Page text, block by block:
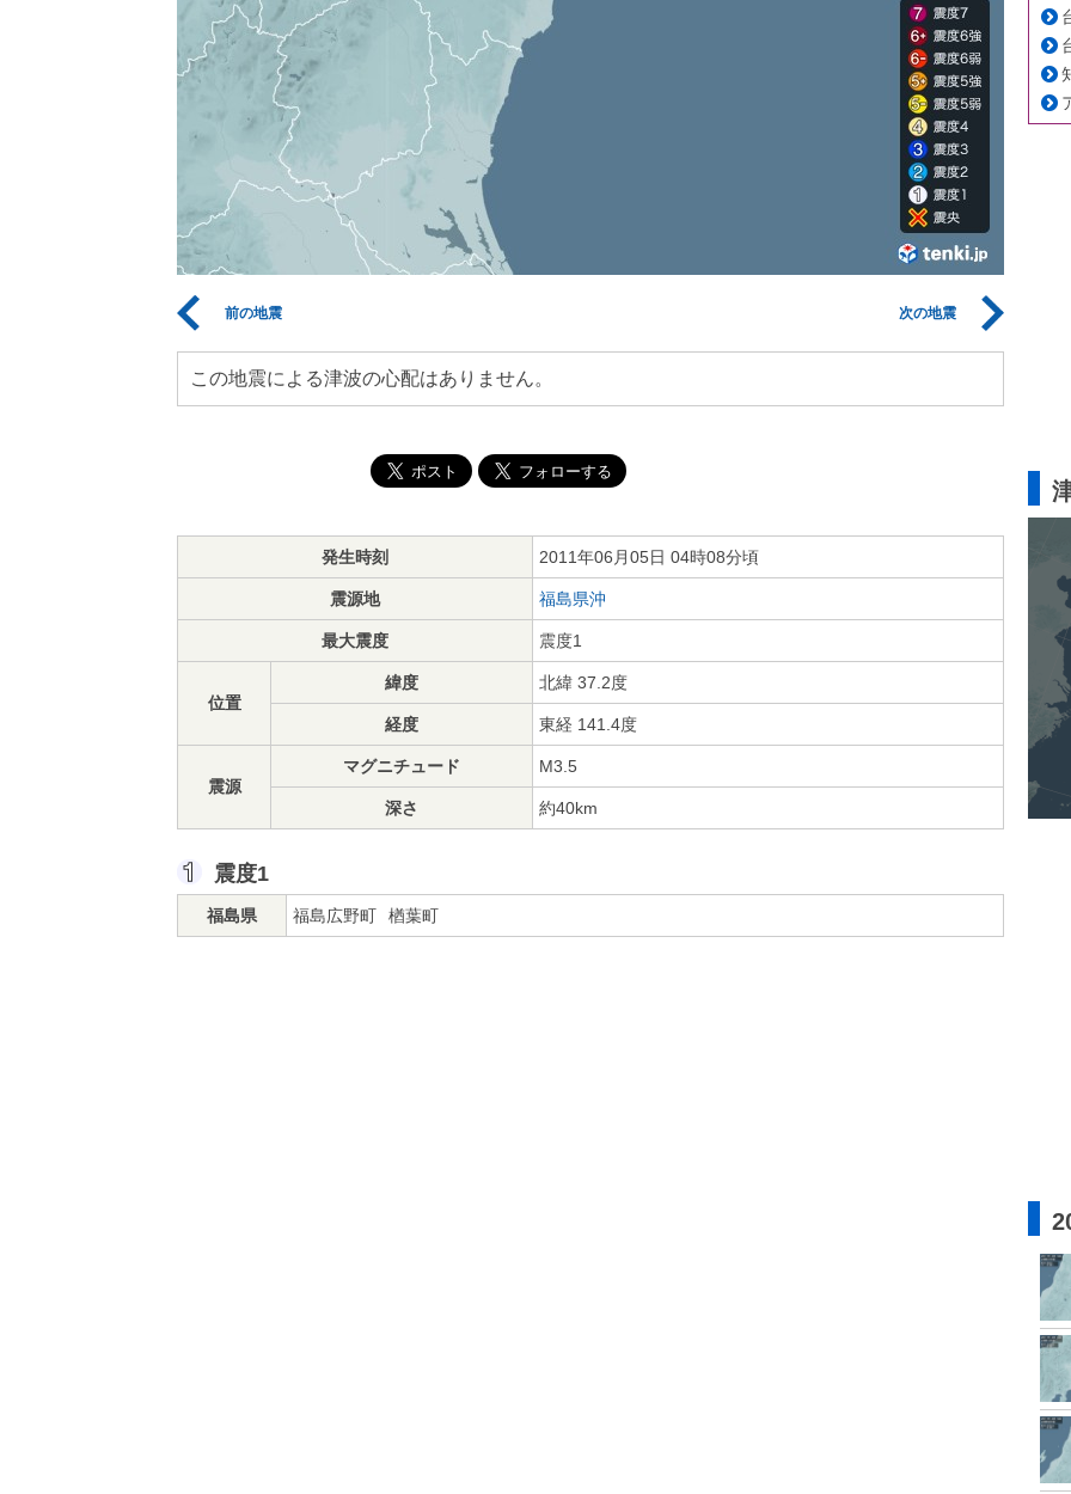
前の地震 次の地震
この地震による津波の心配はありません。
発生時刻 2011年06月05日 04時08分頃
震源地 福島県沖
最大震度 震度1
位置
緯度 北緯 37.2度
経度 東経 141.4度
震源
マグニチュード M3.5
深さ 約40km
震度1
福島県 福島広野町 楢葉町